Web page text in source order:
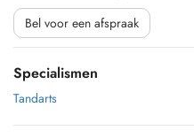
Bel voor een afspraak
Specialismen
Tandarts